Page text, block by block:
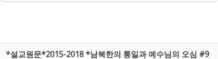
*설교원문*2015-2018 *남북한의 통일과 예수님의 오심 #9